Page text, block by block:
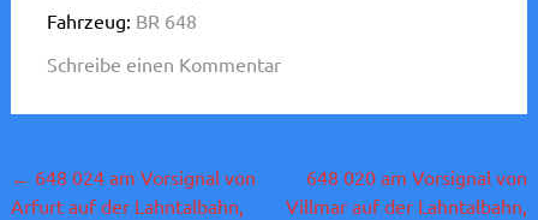
Fahrzeug: BR 648
Schreibe einen Kommentar
Beitragsnavigation
← 648 024 am Vorsignal von
Arfurt auf der Lahntalbahn,
648 020 am Vorsignal von
Villmar auf der Lahntalbahn,